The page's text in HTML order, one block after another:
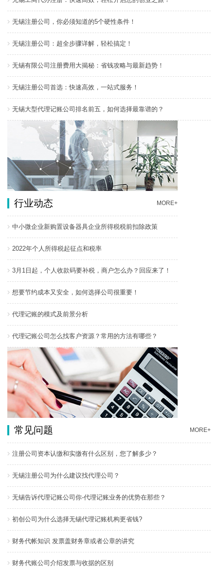
无锡注册公司，你必须知道的5个硬性条件！
无锡注册公司：超全步骤详解，轻松搞定！
无锡有限公司注册费用大揭秘：省钱攻略与最新趋势！
无锡注册公司首选：快速高效，一站式服务！
无锡大型代理记账公司排名前五，如何选择最靠谱的？
行业动态 MORE+
中小微企业新购置设备器具企业所得税税前扣除政策
2022年个人所得税起征点和税率
3月1日起，个人收款码要补税，商户怎么办？回应来了！
想要节约成本又安全，如何选择公司很重要！
代理记账的模式及前景分析
代理记账公司怎么找客户资源？常用的方法有哪些？
常见问题 MORE+
注册公司资本认缴和实缴有什么区别，您了解多少？
无锡注册公司为什么建议找代理公司？
无锡告诉代理记账公司你-代理记账业务的优势在那些？
初创公司为什么选择无锡代理记账机构更省钱?
财务代帐知识 发票盖财务章或者公章的讲究
财务代账公司介绍发票与收据的区别